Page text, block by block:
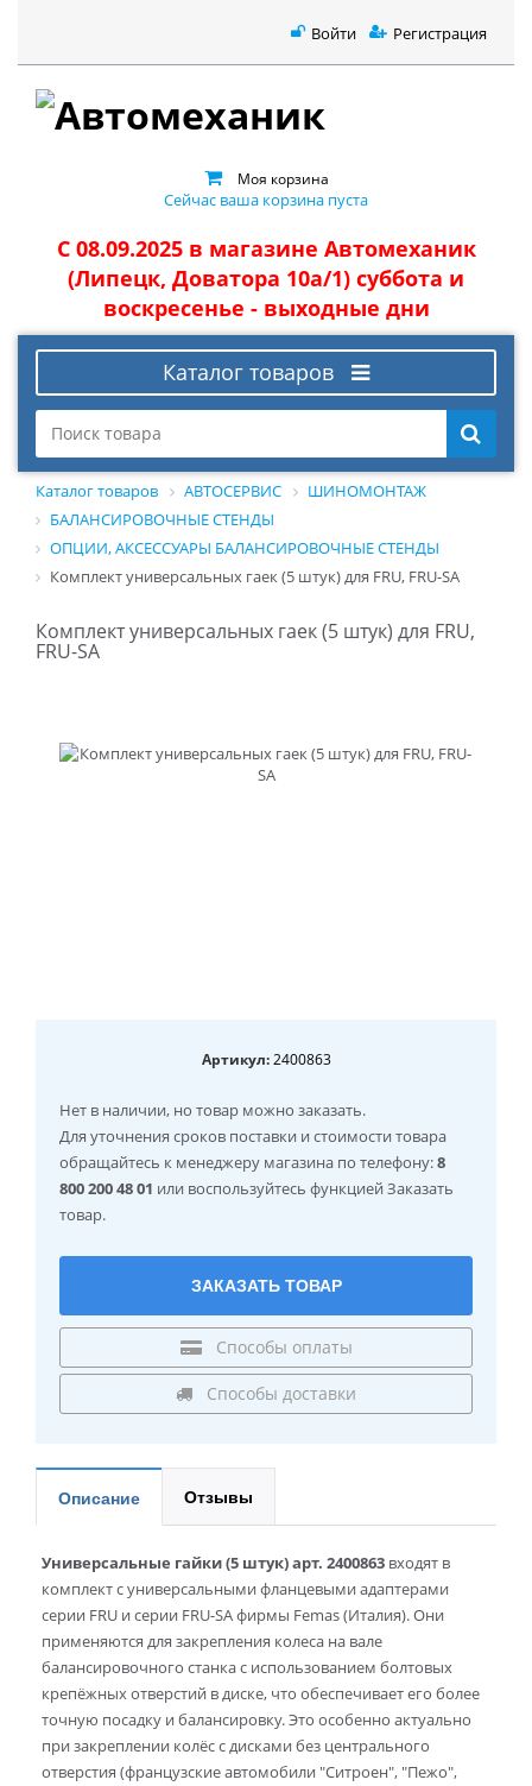
Войти Регистрация
Моя корзина
Сейчас ваша корзина пуста
С 08.09.2025 в магазине Автомеханик
(Липецк, Доватора 10а/1) суббота и
воскресенье - выходные дни
Каталог товаров
Каталог товаров АВТОСЕРВИС
ШИНОМОНТАЖ
БАЛАНСИРОВОЧНЫЕ СТЕНДЫ
ОПЦИИ, АКСЕССУАРЫ БАЛАНСИРОВОЧНЫЕ СТЕНДЫ
Комплект универсальных гаек (5 штук) для FRU, FRU-SA
Комплект универсальных гаек (5 штук) для FRU,
FRU-SA
Артикул:2400863
Нет в наличии, но товар можно заказать.
Для уточнения сроков поставки и стоимости товара
обращайтесь к менеджеру магазина по телефону:8
800 200 48 01 или воспользуйтесь функцией Заказать
товар.
ЗАКАЗАТЬ ТОВАР
Способы оплаты
Способы доставки
Описание Отзывы
Универсальные гайки (5 штук) арт. 2400863 входят в
комплект с универсальными фланцевыми адаптерами
серии FRU и серии FRU-SA фирмы Femas (Италия). Они
применяются для закрепления колеса на вале
балансировочного станка с использованием болтовых
крепёжных отверстий в диске, что обеспечивает его более
точную посадку и балансировку. Это особенно актуально
при закреплении колёс с дисками без центрального
отверстия (французские автомобили "Ситроен", "Пежо",